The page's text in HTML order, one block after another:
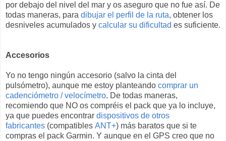
por debajo del nivel del mar y os aseguro que no fue así. De
todas maneras, para dibujar el perfil de la ruta, obtener los
desniveles acumulados y calcular su dificultad es suficiente.
Accesorios
Yo no tengo ningún accesorio (salvo la cinta del
pulsómetro), aunque me estoy planteando comprar un
cadenciómetro / velocímetro. De todas maneras,
recomiendo que NO os compréis el pack que ya lo incluye,
ya que puedes encontrar dispositivos de otros
fabricantes (compatibles ANT+) más baratos que si te
compras el pack Garmin. Y aunque en el GPS creo que no